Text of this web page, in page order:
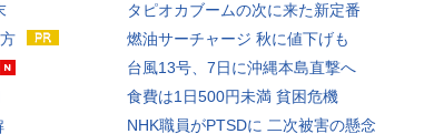
タピオカブームの次に来た新定番
燃油サーチャージ 秋に値下げも
台風13号、7日に沖縄本島直撃へ
食費は1日500円未満 貧困危機
NHK職員がPTSDに 二次被害の懸念